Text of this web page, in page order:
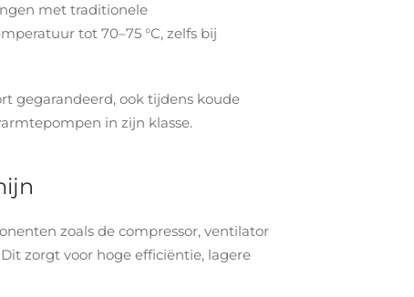
met traditionele
tot 70–75 °C, zelfs bij
gegarandeerd, ook tijdens koude
in zijn klasse.
zoals de compressor, ventilator
zorgt voor hoge efficiëntie, lagere